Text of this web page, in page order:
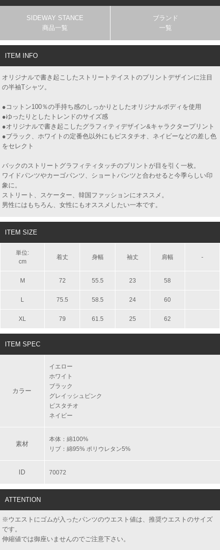
SIDEWAY STANCE
商品一覧
ブランド
一覧
ITEM INFO
オリジナルで書き起こしたストリートテイストのプリントデザインに注目
の半袖Tシャツ。
●コットン100％の手持ち感のしっかりとしたオリジナルボディを使用
●ゆったりとしたトレンドのサイズ感
●オリジナルで書き起こしたグラフィティデザイン&キャラクタープリント
●ブラック、ホワイトの定番色以外にもピスタチオ、ネイビーなどの差し色
をセレクト
バックのストリートグラフィティタッチのプリントが目を引く一枚。
ワイドパンツやカーゴパンツ、ショートパンツと合わせると今季らしい印
象に。
ストリート、スケーター、韓国ファッションにオススメ。
男性にはもちろん、女性にもオススメしたい一本です。
ITEM SIZE
単位:
cm
着丈 身幅 袖丈 肩幅 -
M 72 55.5 23 58
L 75.5 58.5 24 60
XL 79 61.5 25 62
ITEM SPEC
カラー
イエロー
ホワイト
ブラック
グレイッシュピンク
ピスタチオ
ネイビー
素材
本体：綿100%
リブ：綿95% ポリウレタン5%
ID 70072
ATTENTION
※ウエストにゴムが入ったパンツのウエスト値は、推奨ウエストのサイズ
です。
伸縮値では御座いませんのでご注意下さい。